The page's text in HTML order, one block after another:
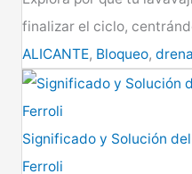
finalizar el ciclo,
ALICANTE, Bloqueo,
Significado y Solución
Ferroli